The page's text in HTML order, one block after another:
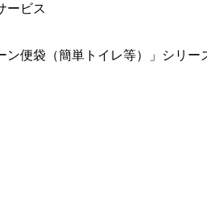
ービス
ン便袋（簡単トイレ等）」シリー